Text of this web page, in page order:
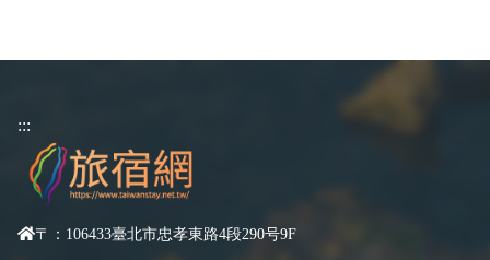
:::
〒：106433臺北市忠孝東路4段290号9F